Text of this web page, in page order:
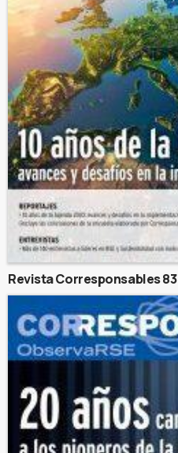
Revista Corresponsables 83